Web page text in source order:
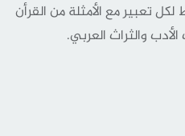
تعبير مع الأمثلة من القرأن
والثراث العربي.